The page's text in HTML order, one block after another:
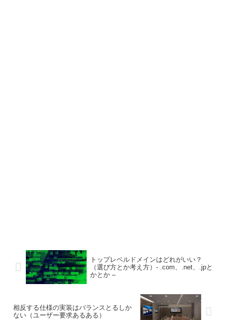
トップレベルドメインはどれがいい？
（選び方とか考え方）- .com、.net、.jpと
かとか –
相反する仕様の実装はバランスとるしか
ない（ユーザー要求あるある）